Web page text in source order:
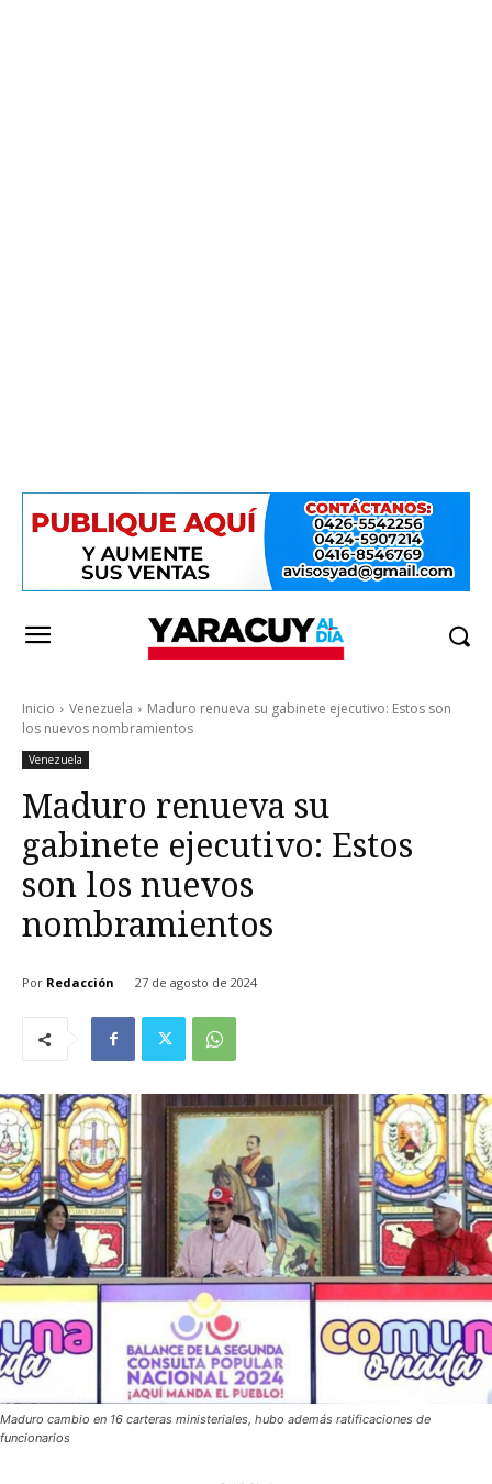
Inicio Venezuela
Maduro renueva su gabinete ejecutivo: Estos son
los nuevos nombramientos
Venezuela
Maduro renueva su
gabinete ejecutivo: Estos
son los nuevos
nombramientos
Por Redacción 27 de agosto de 2024
Maduro cambio en 16 carteras ministeriales, hubo además ratificaciones de
funcionarios